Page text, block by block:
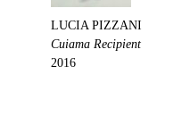
LUCIA PIZZANI
Cuiama Recipient
2016